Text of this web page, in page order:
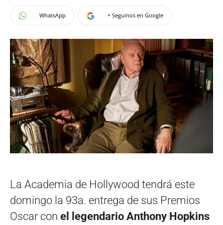
WhatsApp + Seguinos en Google
La Academia de Hollywood tendrá este
domingo la 93a. entrega de sus Premios
Oscar con el legendario Anthony Hopkins